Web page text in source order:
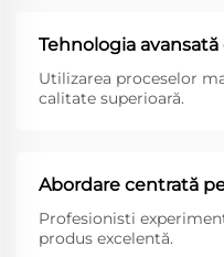
Tehnologia
Utilizarea proceselor
calitate superioară.
Abordare centrată
Profesionisti
produs excelentă.